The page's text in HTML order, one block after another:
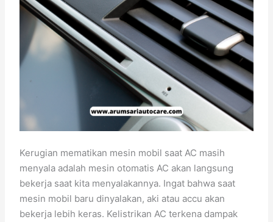
Kerugian mematikan mesin mobil saat AC masih
menyala adalah mesin otomatis AC akan langsung
bekerja saat kita menyalakannya. Ingat bahwa saat
mesin mobil baru dinyalakan, aki atau accu akan
bekerja lebih keras. Kelistrikan AC terkena dampak